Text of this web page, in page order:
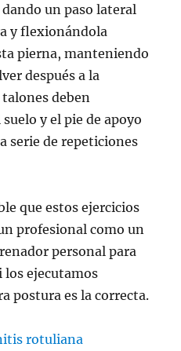
un paso lateral
y flexionándola
pierna, manteniendo
después a la
deben
y el pie de apoyo
serie de repeticiones
que estos ejercicios
profesional como un
personal para
los ejecutamos
postura es la correcta.